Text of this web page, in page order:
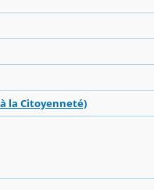
la Citoyenneté)